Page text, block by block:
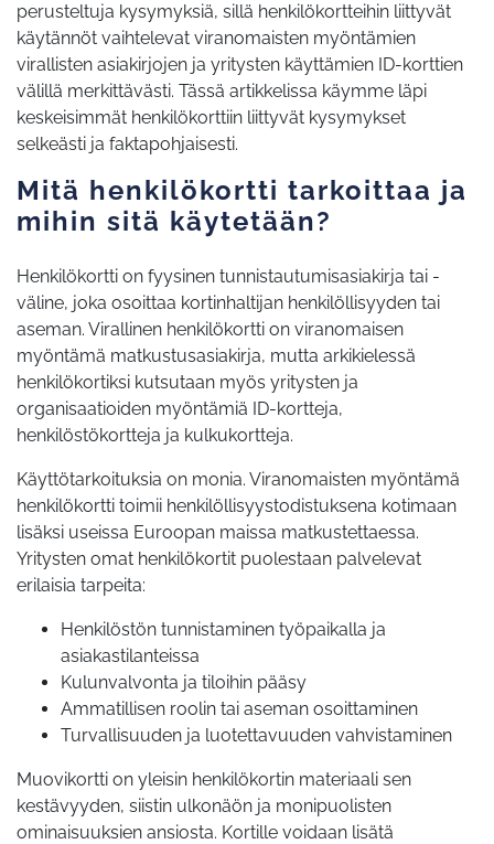
perusteltuja kysymyksiä, sillä henkilökortteihin liittyvät
käytännöt vaihtelevat viranomaisten myöntämien
virallisten asiakirjojen ja yritysten käyttämien ID-korttien
välillä merkittävästi. Tässä artikkelissa käymme läpi
keskeisimmät henkilökorttiin liittyvät kysymykset
selkeästi ja faktapohjaisesti.
Mitä henkilökortti tarkoittaa ja
mihin sitä käytetään?
Henkilökortti on fyysinen tunnistautumisasiakirja tai -
väline, joka osoittaa kortinhaltijan henkilöllisyyden tai
aseman. Virallinen henkilökortti on viranomaisen
myöntämä matkustusasiakirja, mutta arkikielessä
henkilökortiksi kutsutaan myös yritysten ja
organisaatioiden myöntämiä ID-kortteja,
henkilöstökortteja ja kulkukortteja.
Käyttötarkoituksia on monia. Viranomaisten myöntämä
henkilökortti toimii henkilöllisyystodistuksena kotimaan
lisäksi useissa Euroopan maissa matkustettaessa.
Yritysten omat henkilökortit puolestaan palvelevat
erilaisia tarpeita:
Henkilöstön tunnistaminen työpaikalla ja
asiakastilanteissa
Kulunvalvonta ja tiloihin pääsy
Ammatillisen roolin tai aseman osoittaminen
Turvallisuuden ja luotettavuuden vahvistaminen
Muovikortti on yleisin henkilökortin materiaali sen
kestävyyden, siistin ulkonäön ja monipuolisten
ominaisuuksien ansiosta. Kortille voidaan lisätä